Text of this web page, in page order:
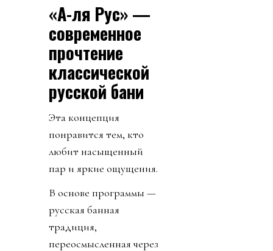
«А-ля Рус» —
современное
прочтение
классической
русской бани
Эта концепция
понравится тем, кто
любит насыщенный
пар и яркие ощущения.
В основе программы —
русская банная
традиция,
переосмысленная через